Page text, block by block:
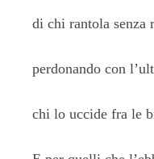
di chi rantola senza
perdonando con
chi lo uccide fra le